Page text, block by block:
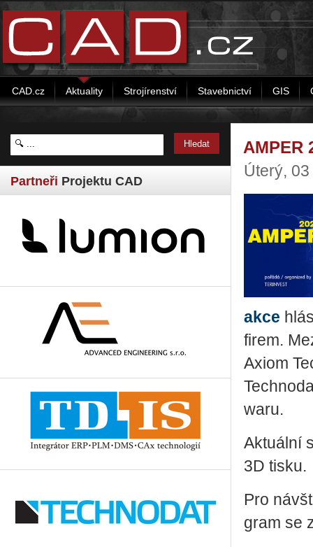
CAD.cz Aktuality Strojírenství Stavebnictví GIS
Partneři Projektu CAD
AMPER
Úterý,
akce
firem.
Axiom
wa­ru.
Ak­tu­ál­ní
3D tisku.
Pro
gram se